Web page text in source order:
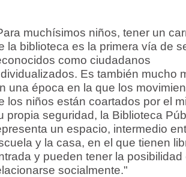
muchísimos niños, tener un
la biblioteca es la primera vía de
como ciudadanos
Es también mucho
una época en la que los
los niños están coartados por el
propia seguridad, la Biblioteca
un espacio, intermedio
y la casa, en el que tienen
y pueden tener la posibilidad
socialmente."